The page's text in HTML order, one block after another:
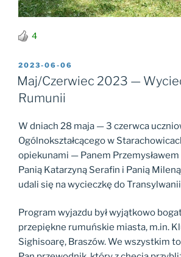
4
OPUBLIKOWANE
W
2023-06-06
Maj/Czerwiec 2023 —
Rumunii
W dniach 28 maja — 3 czerwca
Ogólnokształcącego w
opiekunami — Panem
Panią Katarzyną Serafin i Panią
udali się na wycieczkę do
Program wyjazdu był wyjątkowo
przepiękne rumuńskie miasta, m.in.
Sighisoarę, Braszów. We wszystkim